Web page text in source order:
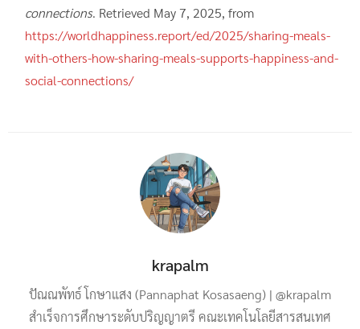
connections. Retrieved May 7, 2025, from
https://worldhappiness.report/ed/2025/sharing-meals-
with-others-how-sharing-meals-supports-happiness-and-
social-connections/
krapalm
ปัณณพัทธ์ โกษาแสง (Pannaphat Kosasaeng) | @krapalm
สำเร็จการศึกษาระดับปริญญาตรี คณะเทคโนโลยีสารสนเทศ